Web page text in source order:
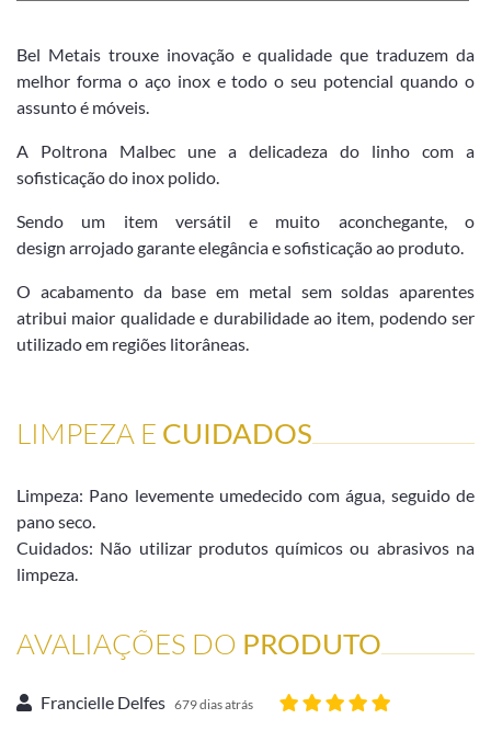
Bel Metais trouxe inovação e qualidade que traduzem da
melhor forma o aço inox e todo o seu potencial quando o
assunto é móveis.
A Poltrona Malbec une a delicadeza do linho com a
sofisticação do inox polido.
Sendo um item versátil e muito aconchegante, o
design arrojado garante elegância e sofisticação ao produto.
O acabamento da base em metal sem soldas aparentes
atribui maior qualidade e durabilidade ao item, podendo ser
utilizado em regiões litorâneas.
LIMPEZA E CUIDADOS
Limpeza: Pano levemente umedecido com água, seguido de
pano seco.
Cuidados: Não utilizar produtos químicos ou abrasivos na
limpeza.
AVALIAÇÕES DO PRODUTO
Francielle Delfes 679 dias atrás